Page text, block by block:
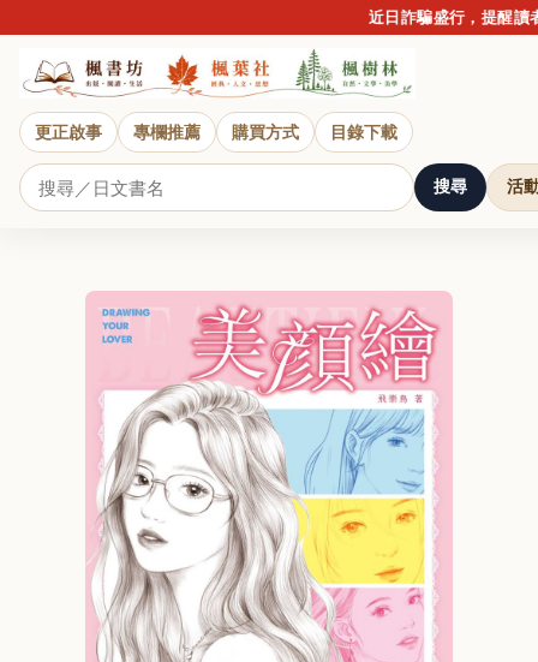
近日詐騙盛行，提醒讀
更正啟事 專欄推薦 購買方式 目錄下載
搜尋 活